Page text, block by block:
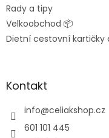
Rady a tipy
Velkoobchod 📦
Dietní cestovní kartičky
Kontakt
info@celiakshop.cz
601 101 445